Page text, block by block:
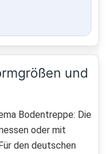
und
Bodentreppe: Die
oder mit
den deutschen